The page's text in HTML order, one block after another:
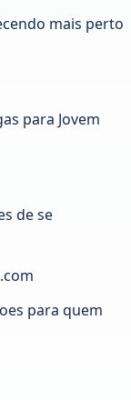
mais perto
para Jovem
de se
para quem